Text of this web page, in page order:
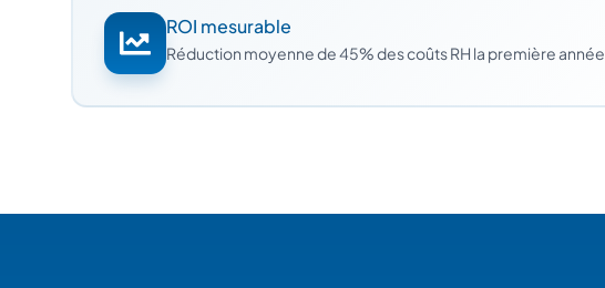
ROI mesurable
Réduction moyenne de 45% des coûts RH la première année